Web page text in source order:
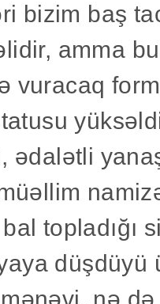
bizim baş
amma
vuracaq
ədalətli
bal topladığı
düşdüyü